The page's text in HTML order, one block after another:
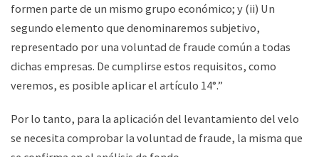
formen parte de un mismo grupo económico; y (ii) Un
segundo elemento que denominaremos subjetivo,
representado por una voluntad de fraude común a todas
dichas empresas. De cumplirse estos requisitos, como
veremos, es posible aplicar el artículo 14°.”
Por lo tanto, para la aplicación del levantamiento del velo
se necesita comprobar la voluntad de fraude, la misma que